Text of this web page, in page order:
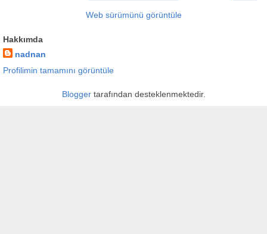
Web sürümünü görüntüle
Hakkımda
nadnan
Profilimin tamamını görüntüle
Bloggertarafından desteklenmektedir.